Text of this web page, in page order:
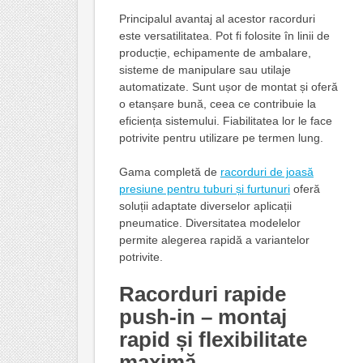
Principalul avantaj al acestor racorduri
este versatilitatea. Pot fi folosite în linii de
producție, echipamente de ambalare,
sisteme de manipulare sau utilaje
automatizate. Sunt ușor de montat și oferă
o etanșare bună, ceea ce contribuie la
eficiența sistemului. Fiabilitatea lor le face
potrivite pentru utilizare pe termen lung.
Gama completă de racorduri de joasă
presiune pentru tuburi și furtunurioferă
soluții adaptate diverselor aplicații
pneumatice. Diversitatea modelelor
permite alegerea rapidă a variantelor
potrivite.
Racorduri rapide
push-in – montaj
rapid și flexibilitate